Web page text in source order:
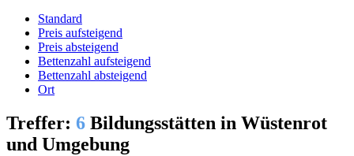
Standard
Preis aufsteigend
Preis absteigend
Bettenzahl aufsteigend
Bettenzahl absteigend
Ort
Treffer: 6 Bildungsstätten in Wüstenrot
und Umgebung